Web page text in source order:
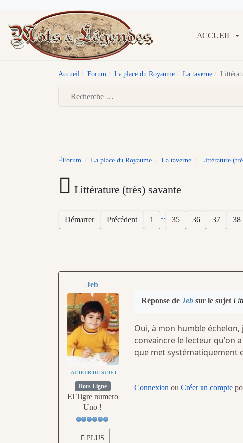
ACCUEIL
Accueil Forum La place du Royaume La taverne
Forum La place du Royaume La taverne Littérature
Littérature (très) savante
Démarrer Précédent 1 ... 35 36 37 38
Jeb
AUTEUR DU SUJET
Hors Ligne
El Tigre numero
Uno !
PLUS
Réponse de Jebsur le sujet
Oui, à mon humble
convaincre le lecteur qu'on
que met systématiquement
Connexion ou Créer un compte